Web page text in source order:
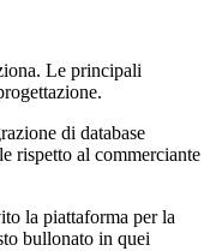
Le principali
di database
rispetto al commerciante
la piattaforma per la
bullonato in quei